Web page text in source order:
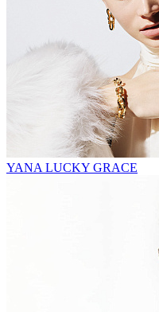
YANA LUCKY GRACE